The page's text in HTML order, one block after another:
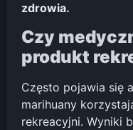
zdrowia.
Czy
produkt
Często pojawia się
marihuany
rekreacyjni. Wyniki